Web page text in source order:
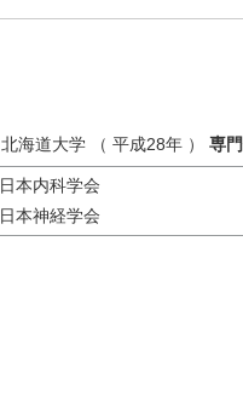
北海道大学 （ 平成28年 ） 専
日本内科学会
日本神経学会